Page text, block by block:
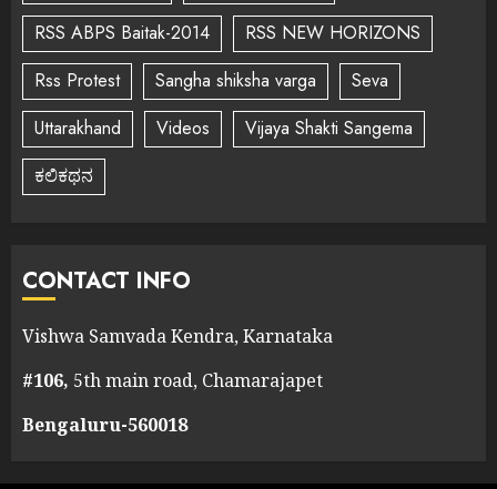
RSS ABPS Baitak-2014
RSS NEW HORIZONS
Rss Protest
Sangha shiksha varga
Seva
Uttarakhand
Videos
Vijaya Shakti Sangema
ಕಲಿಕಥನ
CONTACT INFO
Vishwa Samvada Kendra, Karnataka
#106, 5th main road, Chamarajapet
Bengaluru-560018